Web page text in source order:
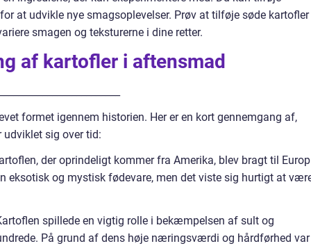
at udvikle nye smagsoplevelser. Prøv at tilføje søde kartofler
smagen og teksturerne i dine retter.
af kartofler i aftensmad
formet igennem historien. Her er en kort gennemgang af,
sig over tid:
der oprindeligt kommer fra Amerika, blev bragt til
eksotisk og mystisk fødevare, men det viste sig hurtigt at
spillede en vigtig rolle i bekæmpelsen af sult og
På grund af dens høje næringsværdi og hårdførhed var